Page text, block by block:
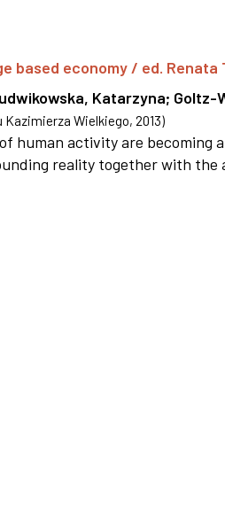
economy / ed. Renata
Katarzyna; Goltz-
Wielkiego, 2013)
human activity are becoming
reality together with